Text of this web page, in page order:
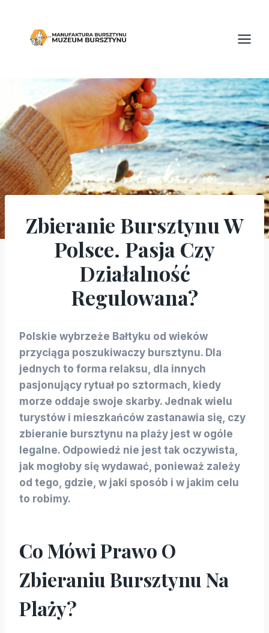
Zbieranie Bursztynu W
Polsce. Pasja Czy
Działalność
Regulowana?
Polskie wybrzeże Bałtyku od wieków
przyciąga poszukiwaczy bursztynu. Dla
jednych to forma relaksu, dla innych
pasjonujący rytuał po sztormach, kiedy
morze oddaje swoje skarby. Jednak wielu
turystów i mieszkańców zastanawia się, czy
zbieranie bursztynu na plaży jest w ogóle
legalne. Odpowiedź nie jest tak oczywista,
jak mogłoby się wydawać, ponieważ zależy
od tego, gdzie, w jaki sposób i w jakim celu
to robimy.
Co Mówi Prawo O
Zbieraniu Bursztynu Na
Plaży?